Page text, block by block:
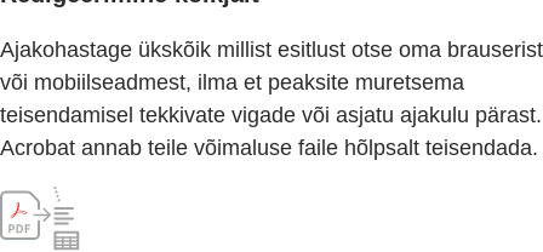
Ajakohastage ükskõik millist esitlust otse oma brauserist
või mobiilseadmest, ilma et peaksite muretsema
teisendamisel tekkivate vigade või asjatu ajakulu pärast.
Acrobat annab teile võimaluse faile hõlpsalt teisendada.